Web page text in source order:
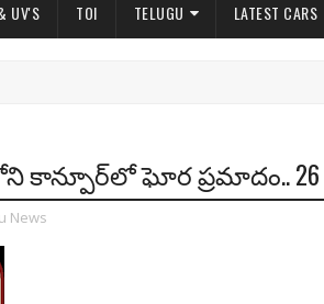
UV'S TOI TELUGU LATEST CARS
కాన్పూర్‌లో ఘోర ప్రమాదం..
News